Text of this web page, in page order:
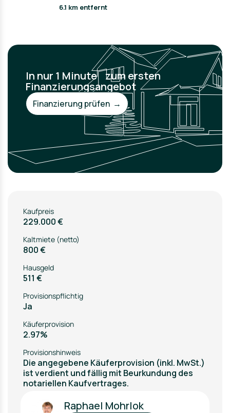
6.1 km entfernt
In nur 1 Minute zum ersten
Finanzierungsangebot
Finanzierung prüfen →
Kaufpreis
229.000 €
Kaltmiete (netto)
800 €
Hausgeld
511 €
Provisionspflichtig
Ja
Käuferprovision
2.97%
Provisionshinweis
Die angegebene Käuferprovision (inkl. MwSt.)
ist verdient und fällig mit Beurkundung des
notariellen Kaufvertrages.
Raphael Mohrlok